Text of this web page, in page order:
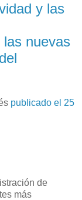
y las
nuevas
publicado el 25
de
más